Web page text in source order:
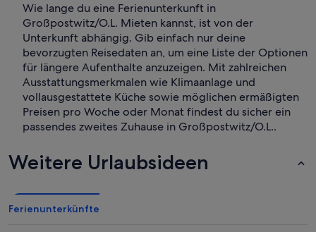
Wie lange du eine Ferienunterkunft in
Großpostwitz/O.L. Mieten kannst, ist von der
Unterkunft abhängig. Gib einfach nur deine
bevorzugten Reisedaten an, um eine Liste der Optionen
für längere Aufenthalte anzuzeigen. Mit zahlreichen
Ausstattungsmerkmalen wie Klimaanlage und
vollausgestattete Küche sowie möglichen ermäßigten
Preisen pro Woche oder Monat findest du sicher ein
passendes zweites Zuhause in Großpostwitz/O.L..
Weitere Urlaubsideen
Ferienunterkünfte